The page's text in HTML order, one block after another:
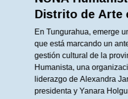
Distrito de Arte
Tungurahua
En Tungurahua, emerge
que está marcando un
gestión cultural de la
Humanista, una
liderazgo de Alexandra
presidenta y Yanara